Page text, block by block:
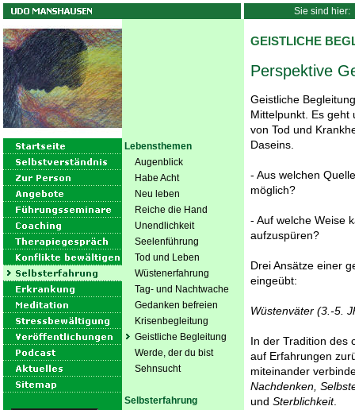
Sie sind hier:
Lebensthemen
Augenblick
Habe Acht
Neu leben
Reiche die Hand
Unendlichkeit
Seelenführung
Tod und Leben
Wüstenerfahrung
Tag- und Nachtwache
Gedanken befreien
Krisenbegleitung
Geistliche Begleitung
Werde, der du bist
Sehnsucht
Selbsterfahrung
GEISTLICHE
Perspektive
Geistliche
Mittelpunkt. Es geht
von Tod und
Daseins.
- Aus welchen
möglich?
- Auf welche Weise
aufzuspüren?
Drei Ansätze einer
eingeübt:
Wüstenväter (3.-5.
In der Tradition des
auf Erfahrungen
miteinander
Nachdenken,
und Sterblichkeit.